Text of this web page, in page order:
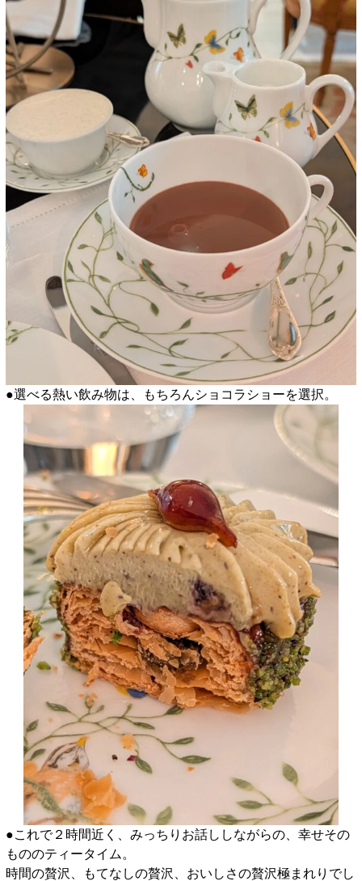
●選べる熱い飲み物は、もちろんショコラショーを選択。
●これで２時間近く、みっちりお話ししながらの、幸せその
もののティータイム。
時間の贅沢、もてなしの贅沢、おいしさの贅沢極まれりでし